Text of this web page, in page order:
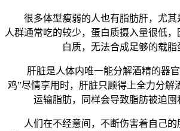
很多体型瘦弱的人也有脂肪肝，尤其
人群通常吃的较少，蛋白质摄入量很低
白质，无法合成足够的载脂
肝脏是人体内唯一能分解酒精的器官
鸡”尽情享用时，肝脏只顾得上全力分解
运输脂肪，同样会导致脂肪被迫囤
人们在不经意间，不断伤害着自己的